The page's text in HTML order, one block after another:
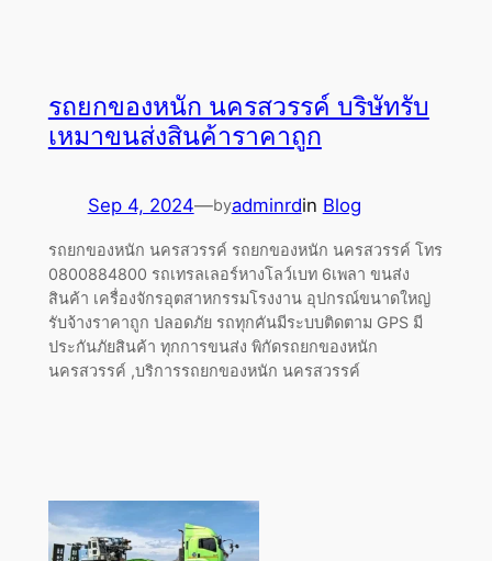
รถยกของหนัก นครสวรรค์ บริษัทรับ
เหมาขนส่งสินค้าราคาถูก
Sep 4, 2024—byadminrdin Blog
รถยกของหนัก นครสวรรค์ รถยกของหนัก นครสวรรค์ โทร
0800884800 รถเทรลเลอร์หางโลว์เบท 6เพลา ขนส่ง
สินค้า เครื่องจักรอุตสาหกรรมโรงงาน อุปกรณ์ขนาดใหญ่
รับจ้างราคาถูก ปลอดภัย รถทุกคันมีระบบติดตาม GPS มี
ประกันภัยสินค้า ทุกการขนส่ง พิกัดรถยกของหนัก
นครสวรรค์ ,บริการรถยกของหนัก นครสวรรค์